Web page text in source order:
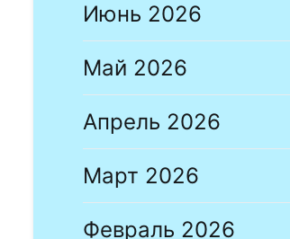
Июнь 2026
Май 2026
Апрель 2026
Март 2026
Февраль 2026